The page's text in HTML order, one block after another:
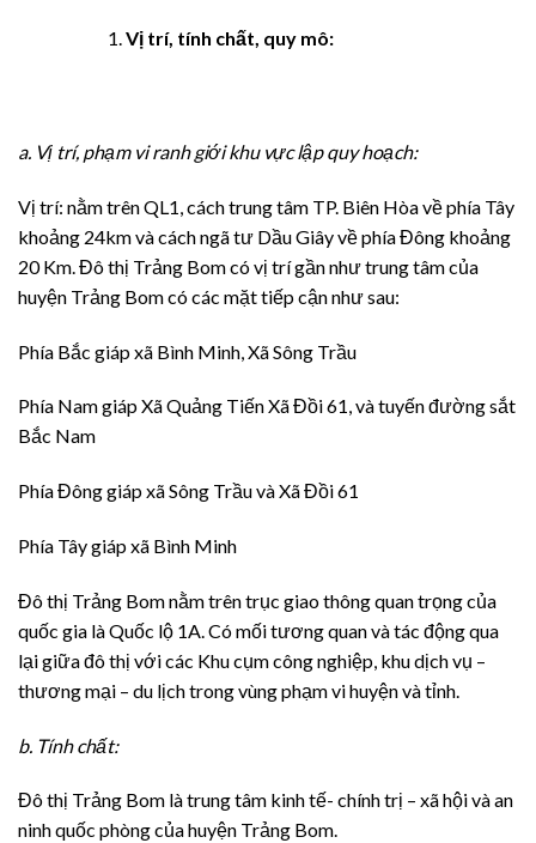
Vị trí, tính chất, quy mô:
a. Vị trí, phạm vi ranh giới khu vực lập quy hoạch:
Vị trí: nằm trên QL1, cách trung tâm TP. Biên Hòa về phía Tây
khoảng 24km và cách ngã tư Dầu Giây về phía Đông khoảng
20 Km. Đô thị Trảng Bom có vị trí gần như trung tâm của
huyện Trảng Bom có các mặt tiếp cận như sau:
Phía Bắc giáp xã Bình Minh, Xã Sông Trầu
Phía Nam giáp Xã Quảng Tiến Xã Đồi 61, và tuyến đường sắt
Bắc Nam
Phía Đông giáp xã Sông Trầu và Xã Đồi 61
Phía Tây giáp xã Bình Minh
Đô thị Trảng Bom nằm trên trục giao thông quan trọng của
quốc gia là Quốc lộ 1A. Có mối tương quan và tác động qua
lại giữa đô thị với các Khu cụm công nghiệp, khu dịch vụ –
thương mại – du lịch trong vùng phạm vi huyện và tỉnh.
b. Tính chất:
Đô thị Trảng Bom là trung tâm kinh tế- chính trị – xã hội và an
ninh quốc phòng của huyện Trảng Bom.